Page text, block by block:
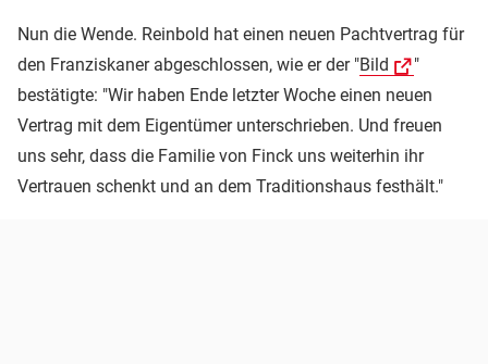
Nun die Wende. Reinbold hat einen neuen Pachtvertrag für
den Franziskaner abgeschlossen, wie er der "Bild
"
bestätigte: "Wir haben Ende letzter Woche einen neuen
Vertrag mit dem Eigentümer unterschrieben. Und freuen
uns sehr, dass die Familie von Finck uns weiterhin ihr
Vertrauen schenkt und an dem Traditionshaus festhält."